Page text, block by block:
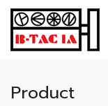
Product